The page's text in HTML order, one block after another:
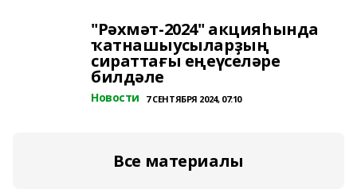
"Рәхмәт-2024" акцияһында
ҡатнашыусыларҙың
сираттағы еңеүселәре
билдәле
Новости 7 СЕНТЯБРЯ 2024, 07:10
Все материалы